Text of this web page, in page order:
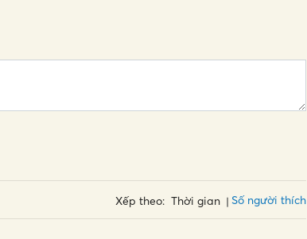
Xếp theo: Thời gian Số người thích